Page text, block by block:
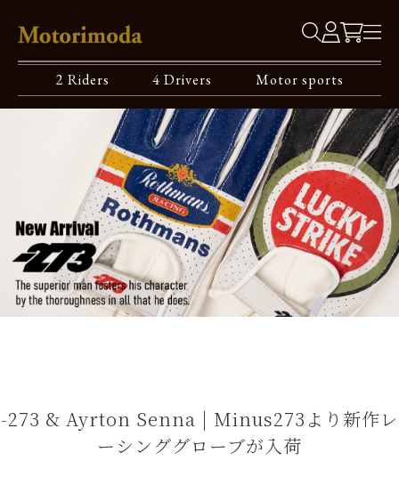
2 Riders 4 Drivers Motor sports
-273 & Ayrton Senna | Minus273より新作レ
ーシンググローブが入荷